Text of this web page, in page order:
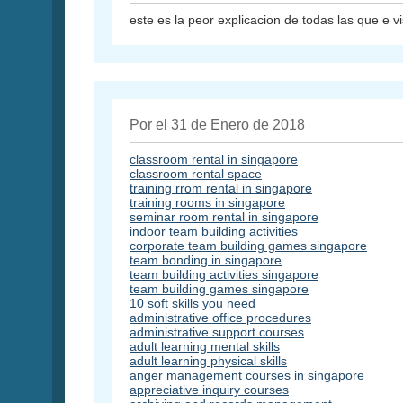
este es la peor explicacion de todas las que e
Por el 31 de Enero de 2018
classroom rental in singapore
classroom rental space
training rrom rental in singapore
training rooms in singapore
seminar room rental in singapore
indoor team building activities
corporate team building games singapore
team bonding in singapore
team building activities singapore
team building games singapore
10 soft skills you need
administrative office procedures
administrative support courses
adult learning mental skills
adult learning physical skills
anger management courses in singapore
appreciative inquiry courses